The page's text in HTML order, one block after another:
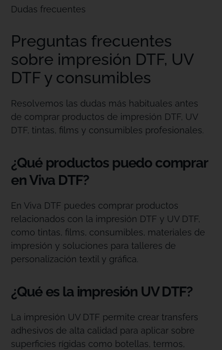
Dudas frecuentes
Preguntas frecuentes
sobre impresión DTF, UV
DTF y consumibles
Resolvemos las dudas más habituales antes
de comprar productos de impresión DTF, UV
DTF, tintas, films y consumibles profesionales.
¿Qué productos puedo comprar
en Viva DTF?
En Viva DTF puedes comprar productos
relacionados con la impresión DTF y UV DTF,
como tintas, films, consumibles, materiales de
impresión y soluciones para talleres de
personalización textil y gráfica.
¿Qué es la impresión UV DTF?
La impresión UV DTF permite crear transfers
adhesivos de alta calidad para aplicar sobre
superficies rígidas como botellas, termos,